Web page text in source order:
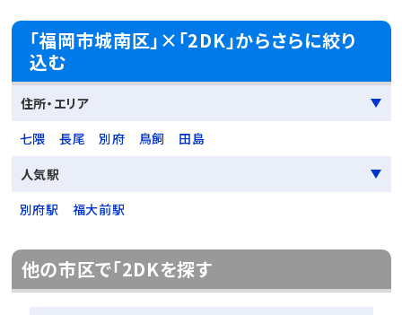
「福岡市城南区」×「2DK」からさらに絞り
込む
住所・エリア
七隈
長尾 別府 鳥飼
田島
人気駅
別府駅
福大前駅
他の市区で「2DKを探す